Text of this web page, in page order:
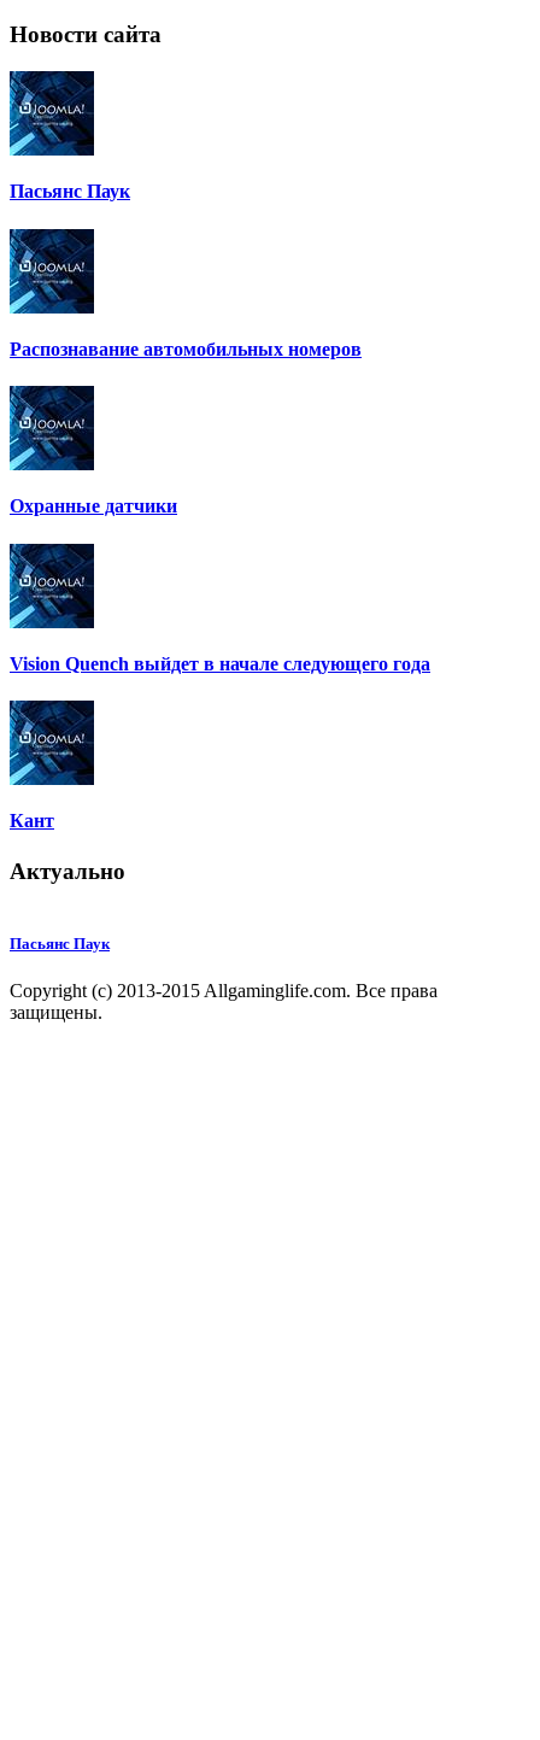
Новости сайта
Пасьянс Паук
Распознавание автомобильных номеров
Охранные датчики
Vision Quench выйдет в начале следующего года
Кант
Актуально
Пасьянс Паук
Copyright (c) 2013-2015 Allgaminglife.com. Все права
защищены.